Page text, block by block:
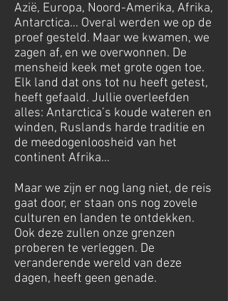
Azië, Europa, Noord-Amerika, Afrika,
Antarctica… Overal werden we op de
proef gesteld. Maar we kwamen, we
zagen af, en we overwonnen. De
mensheid keek met grote ogen toe.
Elk land dat ons tot nu heeft getest,
heeft gefaald. Jullie overleefden
alles: Antarctica’s koude wateren en
winden, Ruslands harde traditie en
de meedogenloosheid van het
continent Afrika…
Maar we zijn er nog lang niet, de reis
gaat door, er staan ons nog zovele
culturen en landen te ontdekken.
Ook deze zullen onze grenzen
proberen te verleggen. De
veranderende wereld van deze
dagen, heeft geen genade.